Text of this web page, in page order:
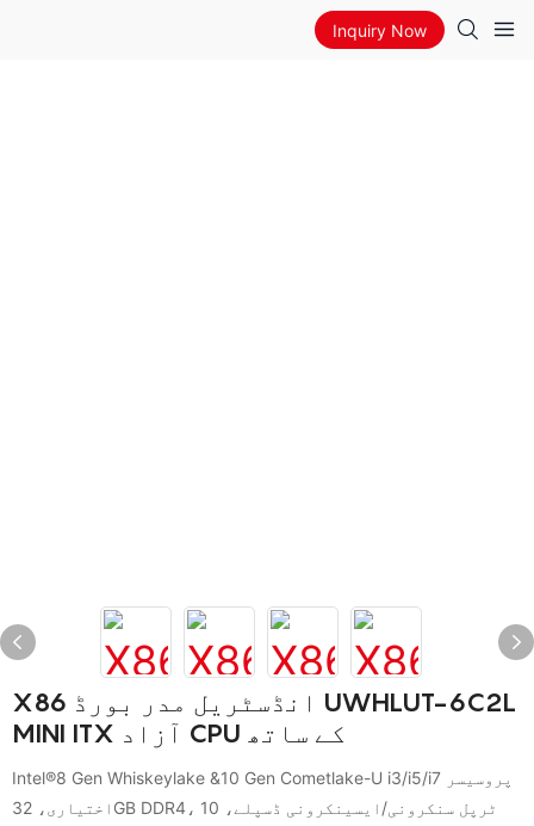
Inquiry Now
X86 انڈسٹریل مدر بورڈ UWHLUT-6C2L
MINI ITX آزاد CPU کے ساتھ
Intel®8 Gen Whiskeylake &10 Gen Cometlake-U i3/i5/i7 پروسیسر
اختیاری، 32GB DDR4، ٹرپل سنکرونی/ایسینکرونی ڈسپلے، 10